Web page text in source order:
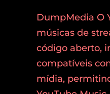
DumpMedia O
músicas de
código aberto,
compatíveis
mídia,